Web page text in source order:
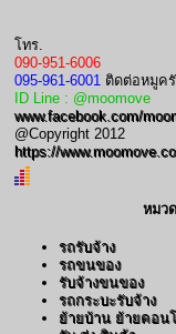
โทร.
090-951-6006
095-961-6001 ติดต่อหมูค
ID Line : @moomove
www.facebook.com/
@Copyright 2012
https://
หมว
รถรับจ้าง
รถขนของ
รับจ้างขนของ
รถกระบะรับจ้าง
ย้ายบ้าน ย้ายคอน